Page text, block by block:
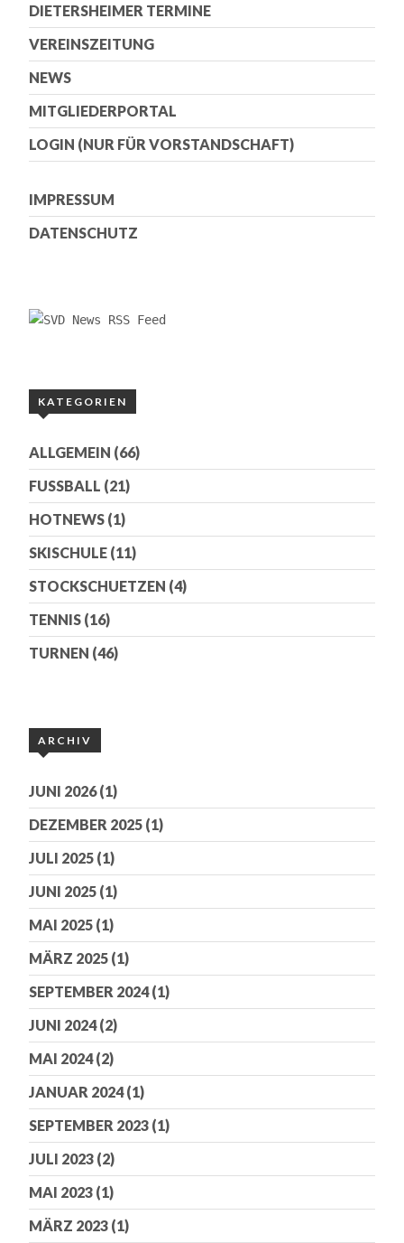
DIETERSHEIMER TERMINE
VEREINSZEITUNG
NEWS
MITGLIEDERPORTAL
LOGIN (NUR FÜR VORSTANDSCHAFT)
IMPRESSUM
DATENSCHUTZ
KATEGORIEN
ALLGEMEIN (66)
FUSSBALL (21)
HOTNEWS (1)
SKISCHULE (11)
STOCKSCHUETZEN (4)
TENNIS (16)
TURNEN (46)
ARCHIV
JUNI 2026(1)
DEZEMBER 2025 (1)
JULI 2025 (1)
JUNI 2025 (1)
MAI 2025 (1)
MÄRZ 2025 (1)
SEPTEMBER 2024(1)
JUNI 2024(2)
MAI 2024(2)
JANUAR 2024(1)
SEPTEMBER 2023 (1)
JULI 2023 (2)
MAI 2023 (1)
MÄRZ 2023 (1)